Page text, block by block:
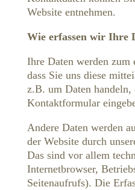
Website entnehmen.
Wie erfassen wir Ihre
Ihre Daten werden zum
dass Sie uns diese
z.B. um Daten
Kontaktformular
Andere Daten werden
der Website durch
Das sind vor allem
Internetbrowser,
Seitenaufrufs). Die